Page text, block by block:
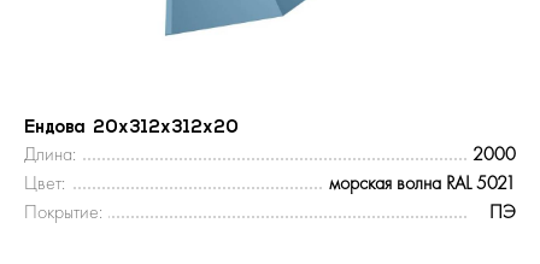
Ендова 20х312х312х20
Длина:
2000
Цвет:
морская волна RAL 5021
Покрытие:
ПЭ